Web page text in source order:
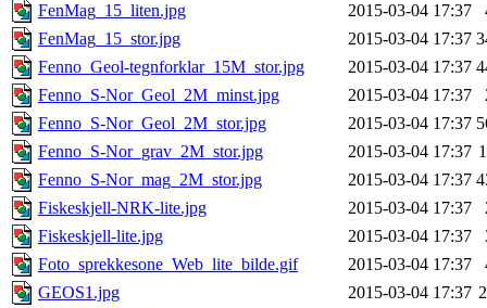
FenMag_15_liten.jpg
2015-03-04 17:37
FenMag_15_stor.jpg
2015-03-04 17:37
Fenno_Geol-tegnforklar_15M_stor.jpg
2015-03-04 17:37
Fenno_S-Nor_Geol_2M_minst.jpg
2015-03-04 17:37
Fenno_S-Nor_Geol_2M_stor.jpg
2015-03-04 17:37
Fenno_S-Nor_grav_2M_stor.jpg
2015-03-04 17:37
Fenno_S-Nor_mag_2M_stor.jpg
2015-03-04 17:37
Fiskeskjell-NRK-lite.jpg
2015-03-04 17:37
Fiskeskjell-lite.jpg
2015-03-04 17:37
Foto_sprekkesone_Web_lite_bilde.gif
2015-03-04 17:37
GEOS1.jpg
2015-03-04 17:37